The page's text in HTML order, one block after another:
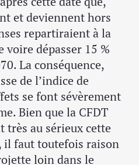
et deviennent hors
repartiraient à la
dépasser 15 %
La conséquence,
de l’indice de
se font sévèrement
Bien que la CFDT
au sérieux cette
il faut toutefois raison
loin dans le